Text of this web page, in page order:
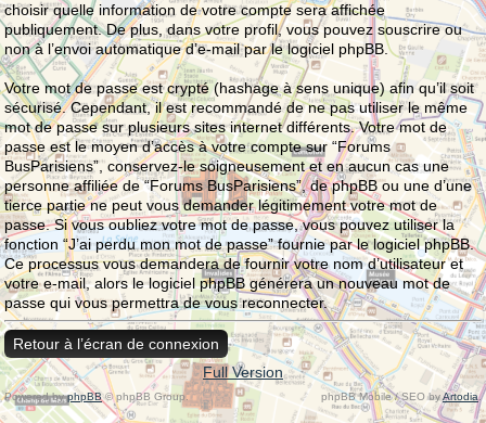
choisir quelle information de votre compte sera affichée
publiquement. De plus, dans votre profil, vous pouvez souscrire ou
non à l’envoi automatique d’e-mail par le logiciel phpBB.
Votre mot de passe est crypté (hashage à sens unique) afin qu’il soit
sécurisé. Cependant, il est recommandé de ne pas utiliser le même
mot de passe sur plusieurs sites internet différents. Votre mot de
passe est le moyen d’accès à votre compte sur “Forums
BusParisiens”, conservez-le soigneusement et en aucun cas une
personne affiliée de “Forums BusParisiens”, de phpBB ou une d’une
tierce partie ne peut vous demander légitimement votre mot de
passe. Si vous oubliez votre mot de passe, vous pouvez utiliser la
fonction “J’ai perdu mon mot de passe” fournie par le logiciel phpBB.
Ce processus vous demandera de fournir votre nom d’utilisateur et
votre e-mail, alors le logiciel phpBB générera un nouveau mot de
passe qui vous permettra de vous reconnecter.
Retour à l’écran de connexion
Full Version
Powered byphpBB© phpBB Group. phpBB Mobile / SEO byArtodia.